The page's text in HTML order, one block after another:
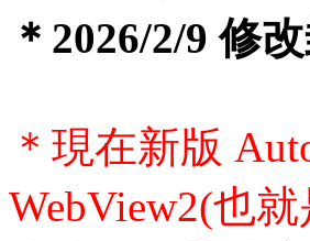
＊2026/2/9 修
＊現在新版
WebView2(也